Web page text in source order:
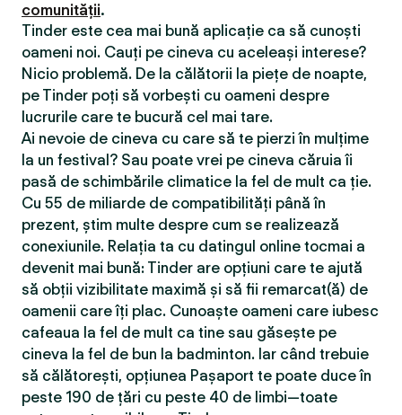
comunității.
Tinder este cea mai bună aplicație ca să cunoști
oameni noi. Cauți pe cineva cu aceleași interese?
Nicio problemă. De la călătorii la piețe de noapte,
pe Tinder poți să vorbești cu oameni despre
lucrurile care te bucură cel mai tare.
Ai nevoie de cineva cu care să te pierzi în mulțime
la un festival? Sau poate vrei pe cineva căruia îi
pasă de schimbările climatice la fel de mult ca ție.
Cu 55 de miliarde de compatibilităţi până în
prezent, știm multe despre cum se realizează
conexiunile. Relația ta cu datingul online tocmai a
devenit mai bună: Tinder are opțiuni care te ajută
să obții vizibilitate maximă și să fii remarcat(ă) de
oamenii care îți plac. Cunoaște oameni care iubesc
cafeaua la fel de mult ca tine sau găsește pe
cineva la fel de bun la badminton. Iar când trebuie
să călătorești, opțiunea Pașaport te poate duce în
peste 190 de țări cu peste 40 de limbi—toate